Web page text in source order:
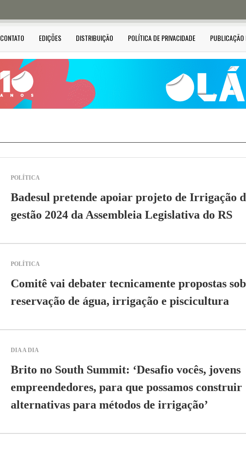
CONTATO EDIÇÕES DISTRIBUIÇÃO POLÍTICA DE PRIVACIDADE PUBLICAÇÃO
POLÍTICA
Badesul pretende apoiar projeto de Irrigação
gestão 2024 da Assembleia Legislativa do RS
POLÍTICA
Comitê vai debater tecnicamente propostas
reservação de água, irrigação e piscicultura
DIA A DIA
Brito no South Summit: ‘Desafio vocês, jovens
empreendedores, para que possamos construir
alternativas para métodos de irrigação’